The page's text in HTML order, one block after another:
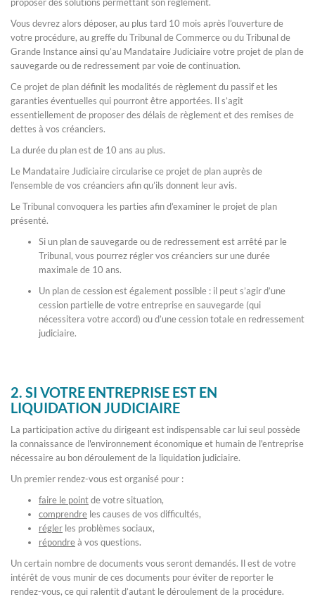
Vous devrez alors déposer, au plus tard 10 mois après l’ouverture de
votre procédure, au greffe du Tribunal de Commerce ou du Tribunal de
Grande Instance ainsi qu’au Mandataire Judiciaire votre projet de plan de
sauvegarde ou de redressement par voie de continuation.
Ce projet de plan définit les modalités de règlement du passif et les
garanties éventuelles qui pourront être apportées. Il s’agit
essentiellement de proposer des délais de règlement et des remises de
dettes à vos créanciers.
La durée du plan est de 10 ans au plus.
Le Mandataire Judiciaire circularise ce projet de plan auprès de
l’ensemble de vos créanciers afin qu’ils donnent leur avis.
Le Tribunal convoquera les parties afin d’examiner le projet de plan
présenté.
Si un plan de sauvegarde ou de redressement est arrêté par le
Tribunal, vous pourrez régler vos créanciers sur une durée
maximale de 10 ans.
Un plan de cession est également possible : il peut s’agir d’une
cession partielle de votre entreprise en sauvegarde (qui
nécessitera votre accord) ou d’une cession totale en redressement
judiciaire.
2. SI VOTRE ENTREPRISE EST EN
LIQUIDATION JUDICIAIRE
La participation active du dirigeant est indispensable car lui seul possède
la connaissance de l'environnement économique et humain de l'entreprise
nécessaire au bon déroulement de la liquidation judiciaire.
Un premier rendez-vous est organisé pour :
faire le pointde votre situation,
comprendre les causes de vos difficultés,
régler les problèmes sociaux,
répondreà vos questions.
Un certain nombre de documents vous seront demandés. Il est de votre
intérêt de vous munir de ces documents pour éviter de reporter le
rendez-vous, ce qui ralentit d’autant le déroulement de la procédure.